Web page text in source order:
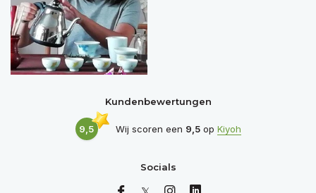
Kundenbewertungen
9,5 Wij scoren een 9,5op Kiyoh
Socials